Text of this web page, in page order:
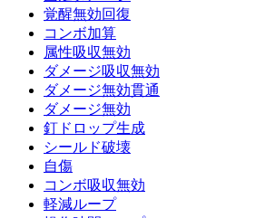
覚醒無効回復
コンボ加算
属性吸収無効
ダメージ吸収無効
ダメージ無効貫通
ダメージ無効
釘ドロップ生成
シールド破壊
自傷
コンボ吸収無効
軽減ループ